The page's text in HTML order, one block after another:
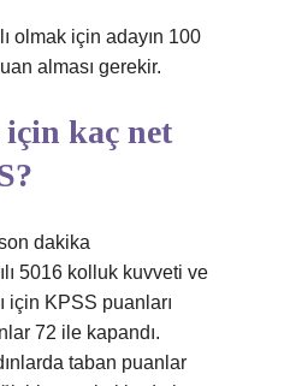
olmak için adayın 100
alması gerekir.
kaç net
dakika
5016 kolluk kuvveti ve
için KPSS puanları
72 ile kapandı.
taban puanlar